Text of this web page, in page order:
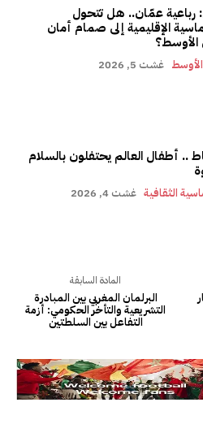
رباعية عمّان.. هل تتحول
الإقليمية إلى صمام أمان
الأوسط؟
غشت 5, 2026
.. أطفال العالم يحتفلون بالسلام
الثقافية غشت 4, 2026
المادة السابقة
البرلمان المغربي بين المبادرة
التشريعية والتأخر الحكومي: أزمة
التفاعل بين السلطتين